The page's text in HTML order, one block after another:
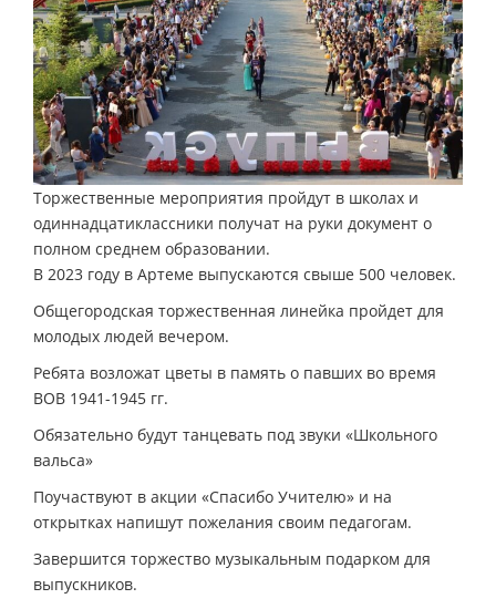
Торжественные мероприятия пройдут в школах и
одиннадцатиклассники получат на руки документ о
полном среднем образовании.
В 2023 году в Артеме выпускаются свыше 500 человек.
Общегородская торжественная линейка пройдет для
молодых людей вечером.
Ребята возложат цветы в память о павших во время
ВОВ 1941-1945 гг.
Обязательно будут танцевать под звуки «Школьного
вальса»
Поучаствуют в акции «Спасибо Учителю» и на
открытках напишут пожелания своим педагогам.
Завершится торжество музыкальным подарком для
выпускников.